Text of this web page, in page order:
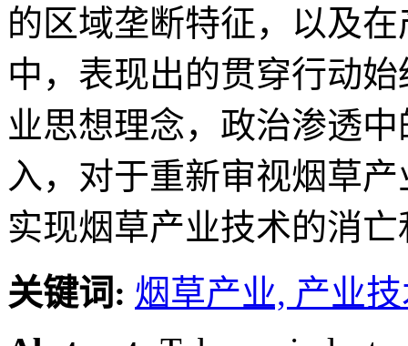
的区域垄断特征，以及
中，表现出的贯穿行动
业思想理念，政治渗透
入，对于重新审视烟草
实现烟草产业技术的消
关键词: 烟草产业, 产业